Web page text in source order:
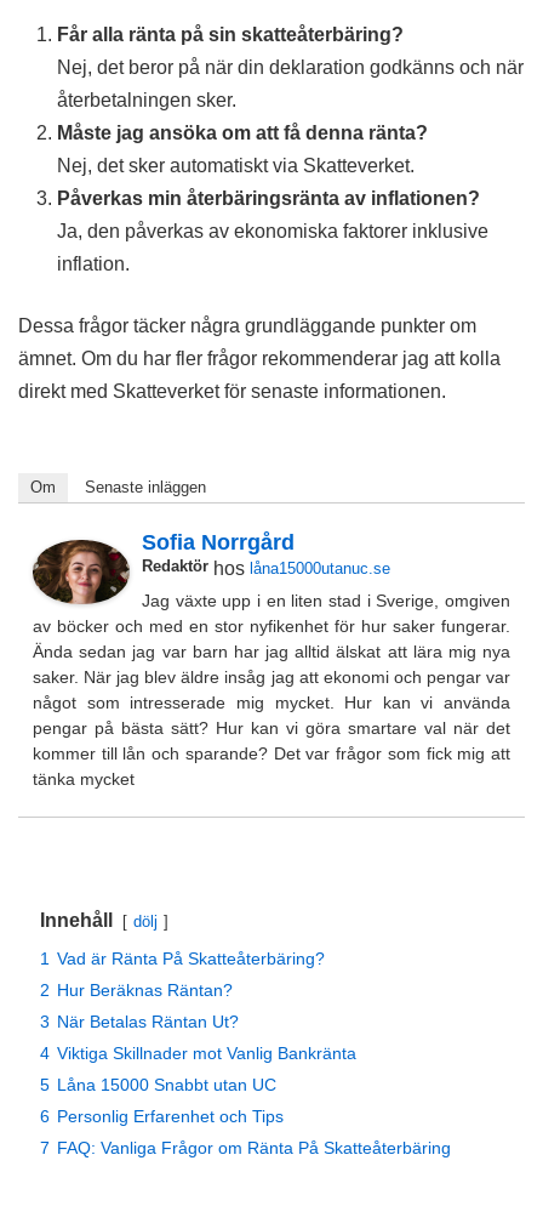
Får alla ränta på sin skatteåterbäring?
Nej, det beror på när din deklaration godkänns och när
återbetalningen sker.
Måste jag ansöka om att få denna ränta?
Nej, det sker automatiskt via Skatteverket.
Påverkas min återbäringsränta av inflationen?
Ja, den påverkas av ekonomiska faktorer inklusive
inflation.
Dessa frågor täcker några grundläggande punkter om
ämnet. Om du har fler frågor rekommenderar jag att kolla
direkt med Skatteverket för senaste informationen.
Om Senaste inläggen
Sofia Norrgård
Redaktör hos låna15000utanuc.se
Jag växte upp i en liten stad i Sverige, omgiven
av böcker och med en stor nyfikenhet för hur saker fungerar.
Ända sedan jag var barn har jag alltid älskat att lära mig nya
saker. När jag blev äldre insåg jag att ekonomi och pengar var
något som intresserade mig mycket. Hur kan vi använda
pengar på bästa sätt? Hur kan vi göra smartare val när det
kommer till lån och sparande? Det var frågor som fick mig att
tänka mycket
Innehåll dölj
1 Vad är Ränta På Skatteåterbäring?
2 Hur Beräknas Räntan?
3 När Betalas Räntan Ut?
4 Viktiga Skillnader mot Vanlig Bankränta
5 Låna 15000 Snabbt utan UC
6 Personlig Erfarenhet och Tips
7 FAQ: Vanliga Frågor om Ränta På Skatteåterbäring